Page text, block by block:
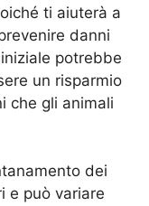
ti aiuterà a
danni
potrebbe
un risparmio
che gli animali
dei
e può variare